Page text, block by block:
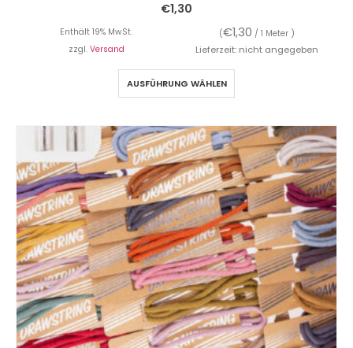
€1,30
Enthält 19% MwSt. (€1,30 / 1 Meter )
zzgl. Versand Lieferzeit: nicht angegeben
AUSFÜHRUNG WÄHLEN